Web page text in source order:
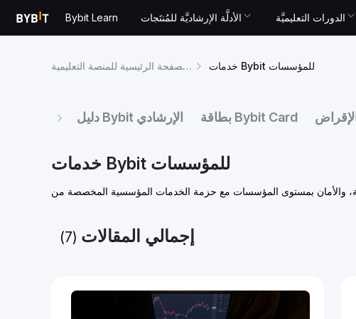
Bybit Learn الأدلَّة الإرشاديَّة للمُنتَجات الدورات التعليميَّة
الصفحة الرئيسية للمنصة التعليمية Learn خدمات Bybit للمؤسسات
دليل Bybit الإرشادي بطاقة Bybit Card
خدمات Bybit للمؤسسات
إجمالي المقالات (7)